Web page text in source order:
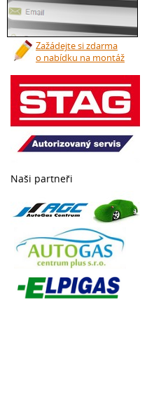
Zažádejte si zdarma
o nabídku na montáž
Naši partneři